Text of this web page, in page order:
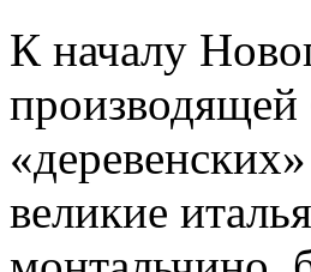
К началу
производящей
великие